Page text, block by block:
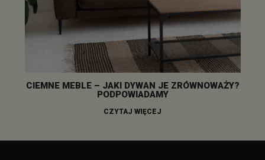
CIEMNE MEBLE – JAKI DYWAN JE ZRÓWNOWAŻY?
PODPOWIADAMY
CZYTAJ WIĘCEJ